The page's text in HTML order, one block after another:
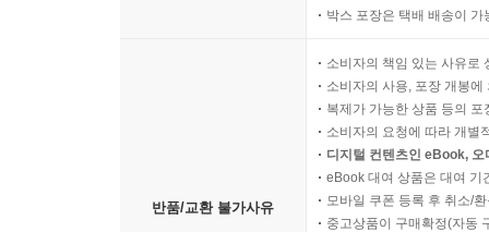
박스 포장은 택배 배송이
반품/교환 불가사유
소비자의 책임 있는 사유로
소비자의 사용, 포장 개봉
복제가 가능한 상품 등의
소비자의 요청에 따라 개별
디지털 컨텐츠인 eBook,
eBook 대여 상품은 대여 기
모바일 쿠폰 등록 후 취소/
중고상품이 구매확정(자동